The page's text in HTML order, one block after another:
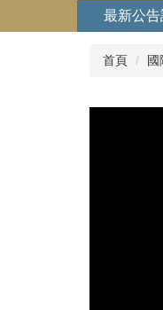
最新公告
首頁 國